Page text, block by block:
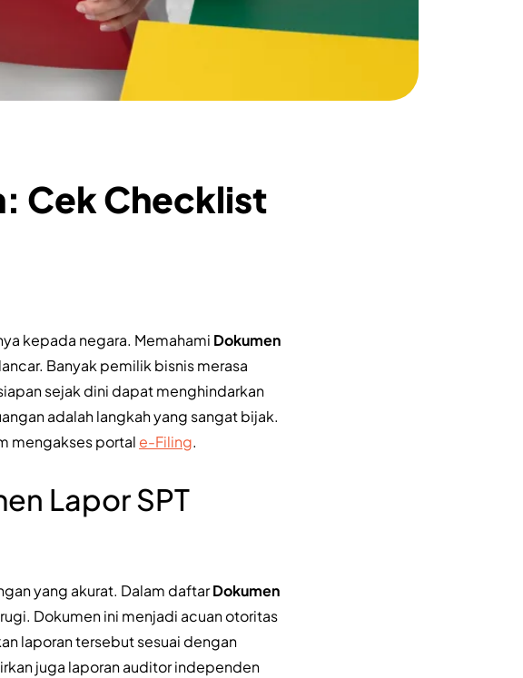
Cek Checklist
kepada negara. Memahami Dokumen
Banyak pemilik bisnis merasa
sejak dini dapat menghindarkan
adalah langkah yang sangat bijak.
mengakses portal e-Filing.
Lapor SPT
yang akurat. Dalam daftarDokumen
Dokumen ini menjadi acuan otoritas
laporan tersebut sesuai dengan
juga laporan auditor independen